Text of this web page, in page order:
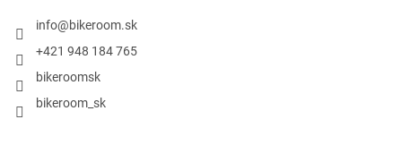
info@bikeroom.sk
+421 948 184 765
bikeroomsk
bikeroom_sk